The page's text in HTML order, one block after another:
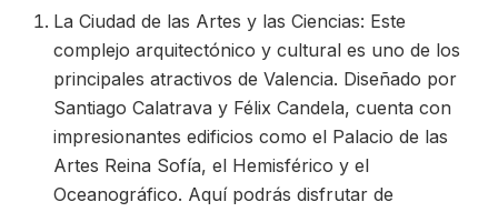
La Ciudad de las Artes y las Ciencias: Este
complejo arquitectónico y cultural es uno de los
principales atractivos de Valencia. Diseñado por
Santiago Calatrava y Félix Candela, cuenta con
impresionantes edificios como el Palacio de las
Artes Reina Sofía, el Hemisférico y el
Oceanográfico. Aquí podrás disfrutar de